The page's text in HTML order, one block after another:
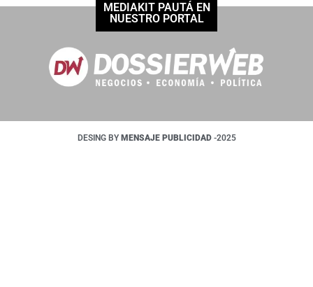
MEDIAKIT PAUTÁ EN
NUESTRO PORTAL
DESING BY MENSAJE PUBLICIDAD -2025